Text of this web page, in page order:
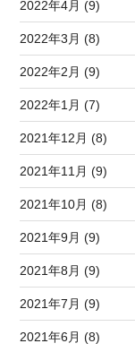
2022年4月 (9)
2022年3月 (8)
2022年2月 (9)
2022年1月 (7)
2021年12月 (8)
2021年11月 (9)
2021年10月 (8)
2021年9月 (9)
2021年8月 (9)
2021年7月 (9)
2021年6月 (8)